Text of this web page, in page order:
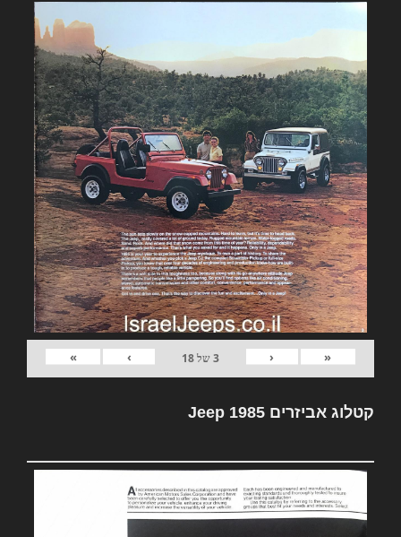
«
‹
3של18
›
»
קטלוג אביזרים Jeep 1985